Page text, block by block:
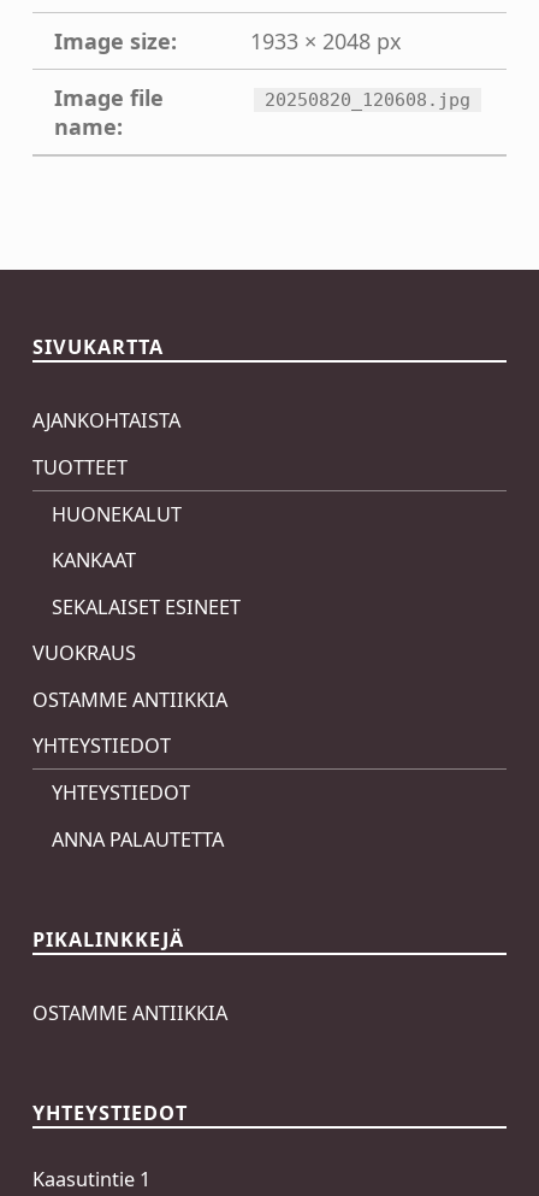
Image size:
1933 × 2048 px
Image file
name:
20250820_120608.jpg
SIVUKARTTA
AJANKOHTAISTA
TUOTTEET
HUONEKALUT
KANKAAT
SEKALAISET ESINEET
VUOKRAUS
OSTAMME ANTIIKKIA
YHTEYSTIEDOT
YHTEYSTIEDOT
ANNA PALAUTETTA
PIKALINKKEJÄ
OSTAMME ANTIIKKIA
YHTEYSTIEDOT
Kaasutintie 1